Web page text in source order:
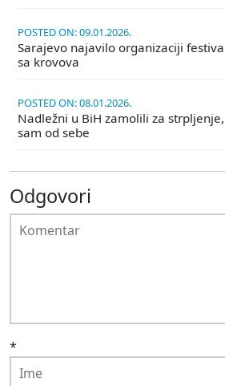
POSTED ON: 09.01.2026.
Sarajevo najavilo organizaciji
sa krovova
POSTED ON: 08.01.2026.
Nadležni u BiH zamolili za
sam od sebe
Odgovori
*